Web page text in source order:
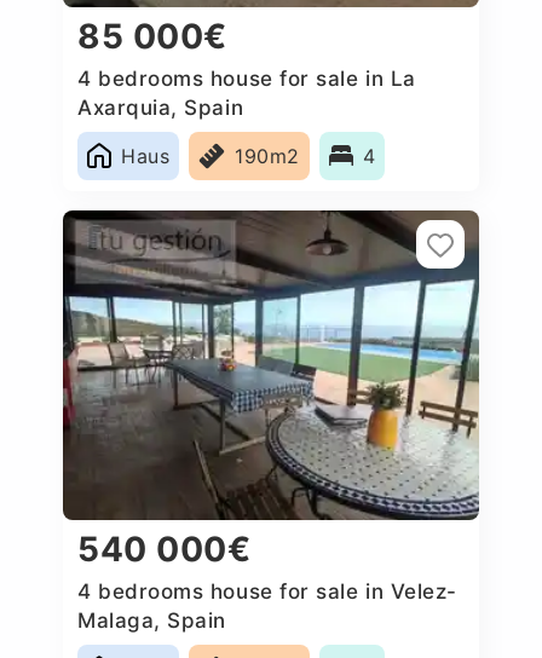
85 000€
4 bedrooms house for sale in La
Axarquia, Spain
Haus
190m2 4
540 000€
4 bedrooms house for sale in Velez-
Malaga, Spain